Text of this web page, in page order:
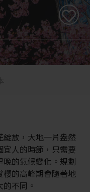
放，大地一片盎然
人的時節，只需要
的氣候變化。規劃
的高峰期會隨著地
不同。